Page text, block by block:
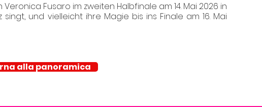
Fusaro im zweiten Halbfinale am 14. Mai 2026 in
und vielleicht ihre Magie bis ins Finale am 16. Mai
alla panoramica